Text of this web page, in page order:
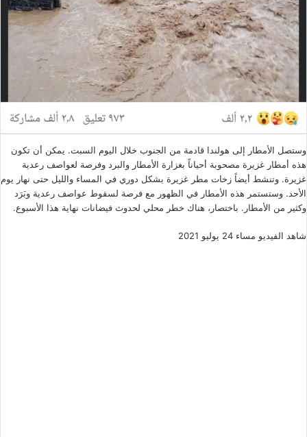
وستصل الأمطار إلى هولندا قادمة من الجنوب خلال اليوم السبت. يمكن أن تكون
هذه أمطار غزيرة مصحوبة أحياناً بغزارة الأمطار والبرد وفرصة لعواصف رعدية
غزيرة. وتنشط أيضاً زخات مطر غزيرة بشكل دوري في المساء والليل حتى نهار يوم
الأحد. وستستمر هذه الأمطار في الظهور مع فرصة لسقوط عواصف رعدية وبَرَد
وكثير من الأمطار. باختصار، هناك خطر محلي لحدوث فيضانات نهاية هذا الأسبوع.
شاهد الفيديو مساء 24 يوليو 2021